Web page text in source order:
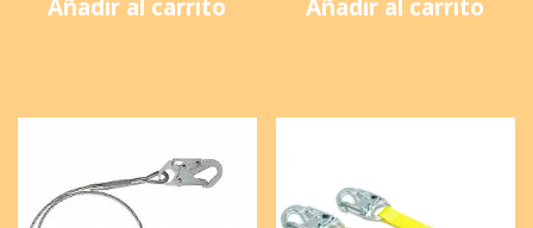
Añadir al carrito Añadir al carrito